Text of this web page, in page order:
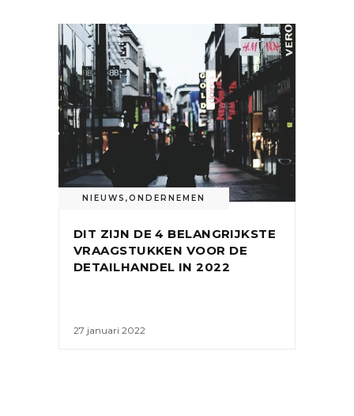
NIEUWS ,ONDERNEMEN
DIT ZIJN DE 4 BELANGRIJKSTE
VRAAGSTUKKEN VOOR DE
DETAILHANDEL IN 2022
27 januari 2022